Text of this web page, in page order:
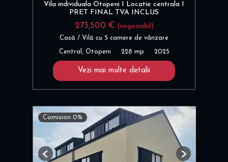
Vila individuala Otopeni I Locatie centrala I
PRET FINAL TVA INCLUS
273,500 € (negociabil)
Casă / Vilă cu 5 camere de vânzare
Central, Otopeni 228 mp 2025
Vezi mai multe detalii
Comision 0%
Previous Next